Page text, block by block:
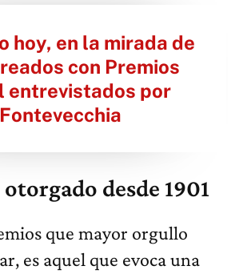
hoy, en la mirada de
con Premios
entrevistados por
Fontevecchia
desde 1901
que mayor orgullo
es aquel que evoca una